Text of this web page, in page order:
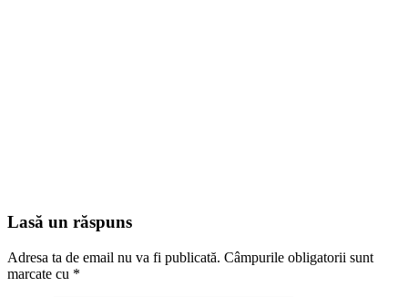
Lasă un răspuns
Adresa ta de email nu va fi publicată. Câmpurile obligatorii sunt
marcate cu *